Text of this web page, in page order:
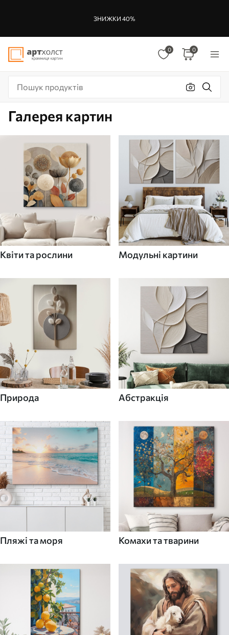
ЗНИЖКИ 40%
0 0
Галерея картин
Квіти та рослини Модульні картини
Природа Абстракція
Пляжі та моря Комахи та тварини